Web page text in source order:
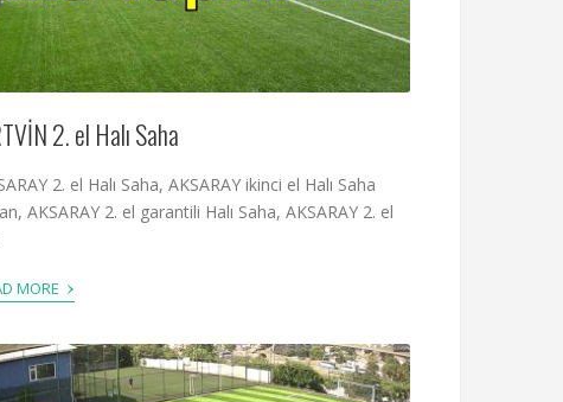
2. el Halı Saha
2. el Halı Saha, AKSARAY ikinci el Halı Saha
AKSARAY 2. el garantili Halı Saha, AKSARAY 2. el
MORE ›